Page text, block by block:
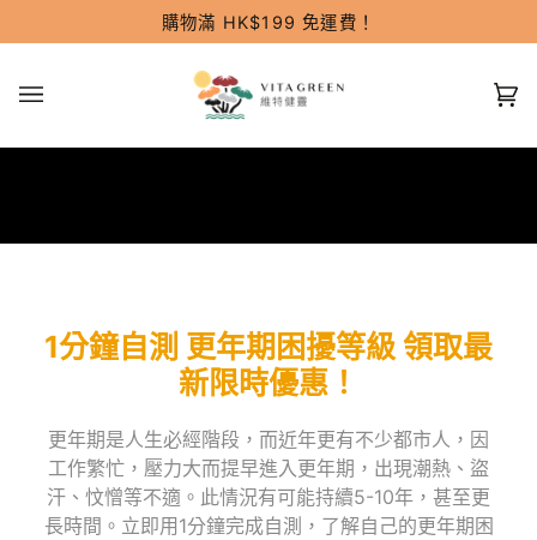
購物滿 HK$199 免運費！
1分鐘自測 更年期困擾等級 領取最
新限時優惠！
更年期是人生必經階段，而近年更有不少都市人，因
工作繁忙，壓力大而提早進入更年期，出現潮熱、盜
汗、忟憎等不適。此情況有可能持續5-10年，甚至更
長時間。立即用1分鐘完成自測，了解自己的更年期困